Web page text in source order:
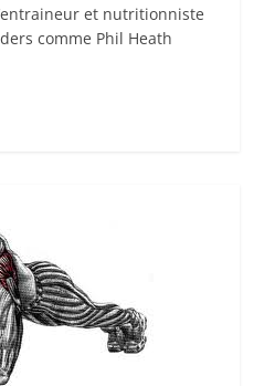
et nutritionniste
comme Phil Heath